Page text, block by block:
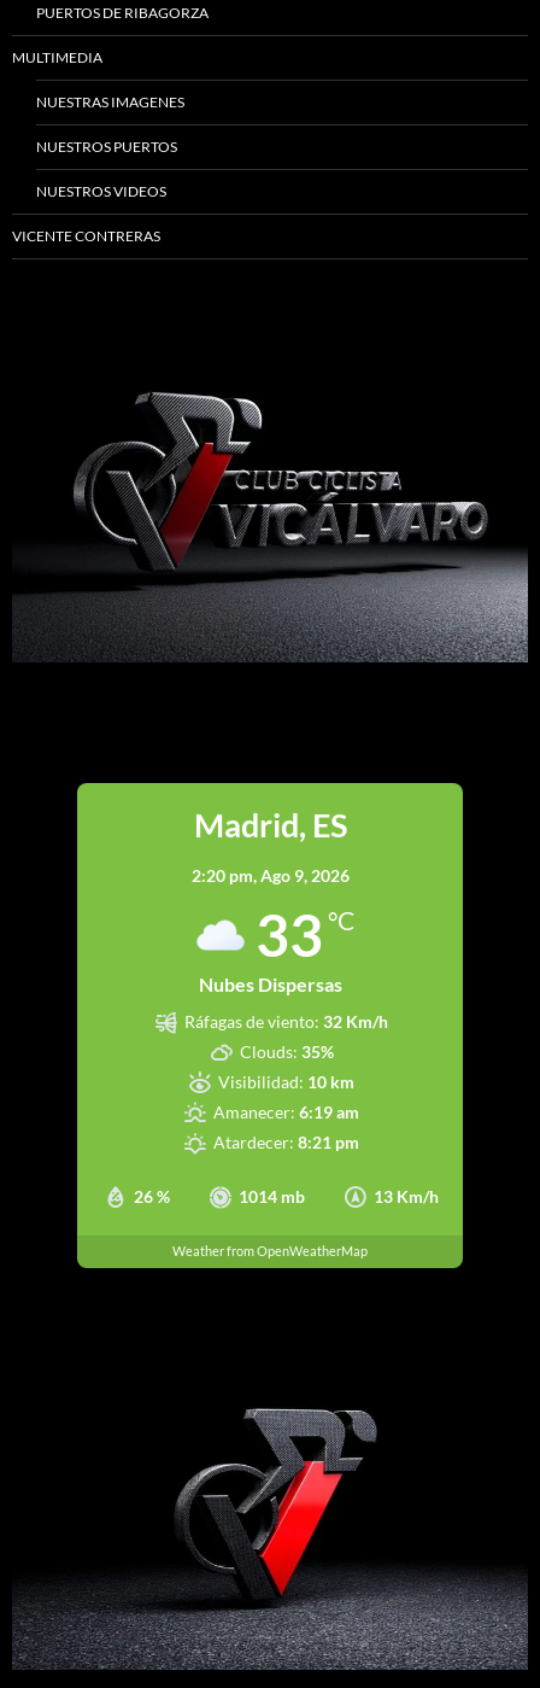
PUERTOS DE RIBAGORZA
MULTIMEDIA
NUESTRAS IMAGENES
NUESTROS PUERTOS
NUESTROS VIDEOS
VICENTE CONTRERAS
Madrid, ES
2:20 pm,Ago 9, 2026
33 °C
Nubes Dispersas
26 % 1014 mb 13 Km/h
Ráfagas de viento: 32 Km/h
Clouds: 35%
Visibilidad: 10 km
Amanecer: 6:19 am
Atardecer: 8:21 pm
Weather from OpenWeatherMap